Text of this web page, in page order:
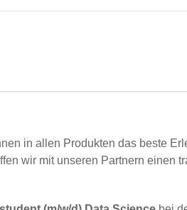
in allen Produkten das beste
wir mit unseren Partnern einen